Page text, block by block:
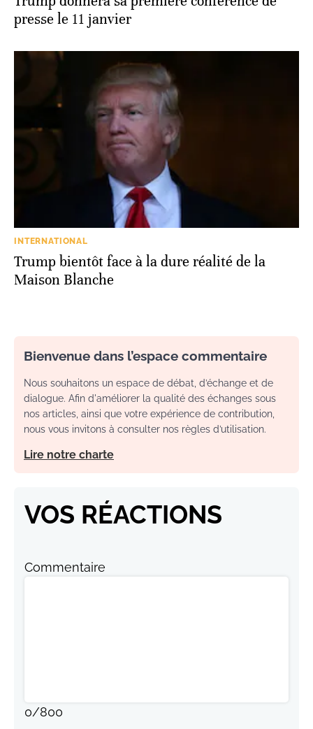
presse le 11 janvier
INTERNATIONAL
Trump bientôt face à la dure réalité de la
Maison Blanche
Bienvenue dans l’espace commentaire
Nous souhaitons un espace de débat, d’échange et de
dialogue. Afin d'améliorer la qualité des échanges sous
nos articles, ainsi que votre expérience de contribution,
nous vous invitons à consulter nos règles d’utilisation.
Lire notre charte
VOS RÉACTIONS
Commentaire
0/800